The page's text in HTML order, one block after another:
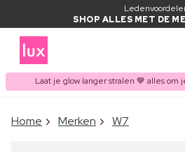
SHOP ALLES MET DE
Laat je glow langer stralen 🤎 alles
ITEM TOEGEVOEGD
Home Merken W7